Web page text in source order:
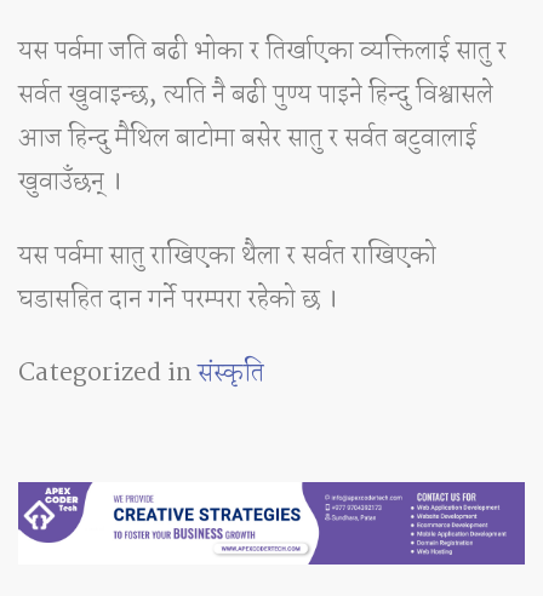
यस पर्वमा जति बढी भोका र तिर्खाएका व्यक्तिलाई सातु र
सर्वत खुवाइन्छ, त्यति नै बढी पुण्य पाइने हिन्दु विश्वासले
आज हिन्दु मैथिल बाटोमा बसेर सातु र सर्वत बटुवालाई
खुवाउँछन् ।
यस पर्वमा सातु राखिएका थैला र सर्वत राखिएको
घडासहित दान गर्ने परम्परा रहेको छ ।
Categorized inसंस्कृति